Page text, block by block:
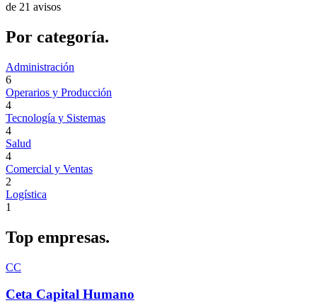
de 21 avisos
Por categoría.
Administración
6
Operarios y Producción
4
Tecnología y Sistemas
4
Salud
4
Comercial y Ventas
2
Logística
1
Top empresas.
CC
Ceta Capital Humano